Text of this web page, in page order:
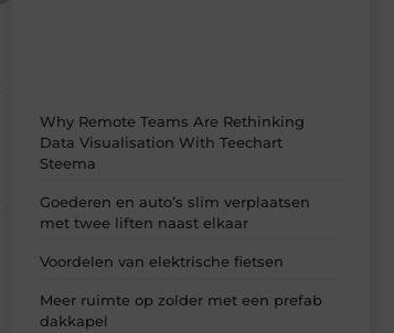
Why Remote Teams Are Rethinking
Data Visualisation With Teechart
Steema
Goederen en auto’s slim verplaatsen
met twee liften naast elkaar
Voordelen van elektrische fietsen
Meer ruimte op zolder met een prefab
dakkapel